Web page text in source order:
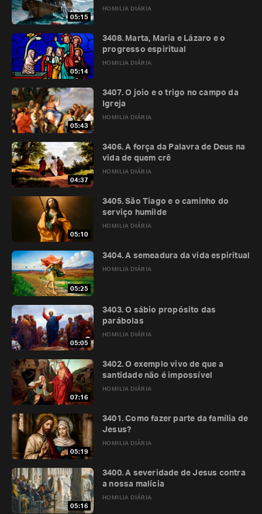
05:15
HOMILIA DIÁRIA
05:14
HOMILIA DIÁRIA
3408. Marta, Maria e Lázaro e o
progresso espiritual
05:43
HOMILIA DIÁRIA
3407. O joio e o trigo no campo da
Igreja
04:37
HOMILIA DIÁRIA
3406. A força da Palavra de Deus na
vida de quem crê
05:10
HOMILIA DIÁRIA
3405. São Tiago e o caminho do
serviço humilde
05:25
HOMILIA DIÁRIA
3404. A semeadura da vida espiritual
05:05
HOMILIA DIÁRIA
3403. O sábio propósito das
parábolas
07:16
HOMILIA DIÁRIA
3402. O exemplo vivo de que a
santidade não é impossível
05:19
HOMILIA DIÁRIA
3401. Como fazer parte da família de
Jesus?
05:16
HOMILIA DIÁRIA
3400. A severidade de Jesus contra
a nossa malícia